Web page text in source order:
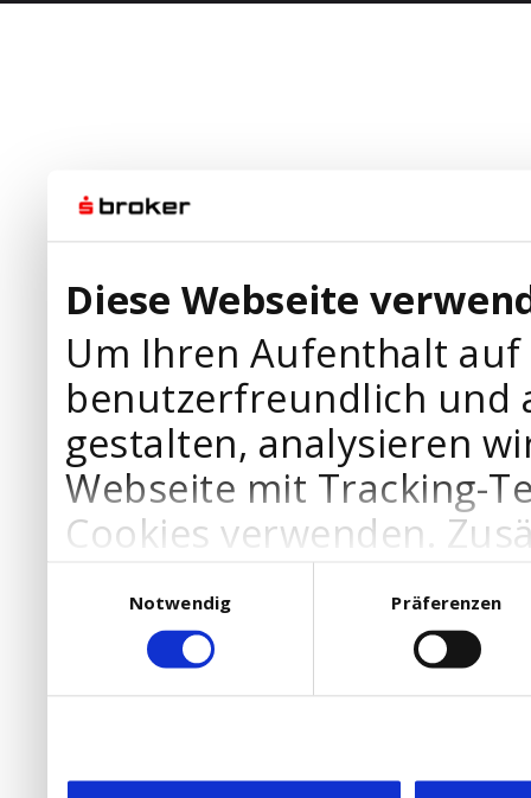
Diese Webseite
Um Ihren Aufenthalt
benutzerfreundlich und
gestalten, analysieren
Webseite mit Tracking-
Cookies verwenden.
Werbepartner
Ihre Bedürfnisse
die Verwendung von
DSGVO.
Notwendig
Präferenzen